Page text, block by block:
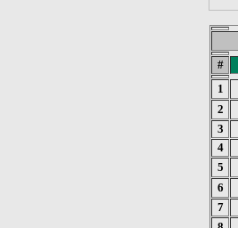
#
1
2
3
4
5
6
7